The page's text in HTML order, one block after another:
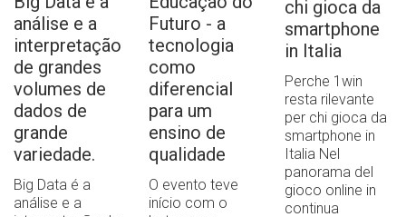
análise e a
interpretação
de grandes
volumes de
dados de
grande
variedade.
Big Data é a
análise e a
Futuro - a
tecnologia
como
diferencial
para um
ensino de
qualidade
O evento teve
início com o
chi gioca da
smartphone
in Italia
Perche 1win
resta rilevante
per chi gioca da
smartphone in
Italia Nel
panorama del
gioco online in
continua